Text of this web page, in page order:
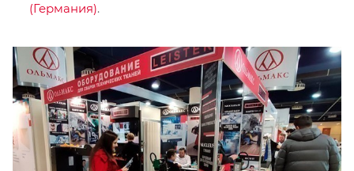
(Германия).